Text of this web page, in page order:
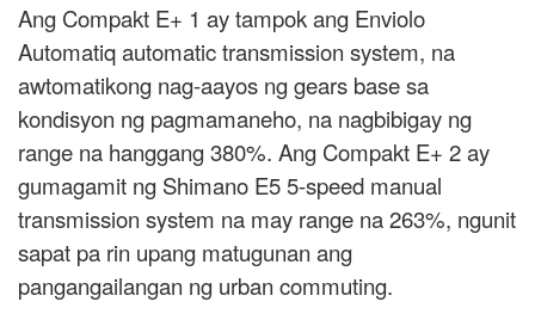
Ang Compakt E+ 1 ay tampok ang Enviolo
Automatiq automatic transmission system, na
awtomatikong nag-aayos ng gears base sa
kondisyon ng pagmamaneho, na nagbibigay ng
range na hanggang 380%. Ang Compakt E+ 2 ay
gumagamit ng Shimano E5 5-speed manual
transmission system na may range na 263%, ngunit
sapat pa rin upang matugunan ang
pangangailangan ng urban commuting.